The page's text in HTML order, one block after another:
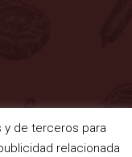
y condiciones
y de terceros para
relacionada